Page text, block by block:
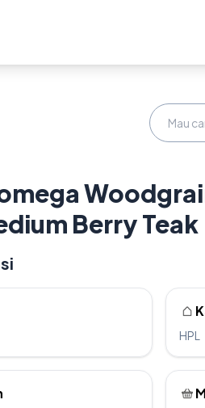
Berry Teak
HPL